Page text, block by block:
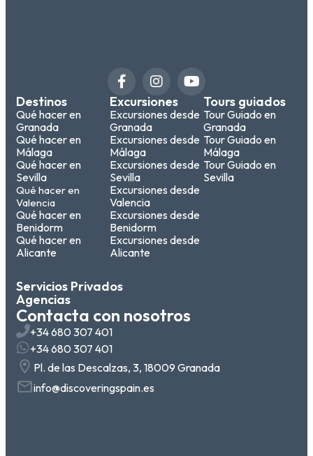
Destinos
Qué hacer en
Granada
Qué hacer en
Málaga
Qué hacer en
Sevilla
Qué hacer en
Valencia
Qué hacer en
Benidorm
Qué hacer en
Alicante
Excursiones
Excursiones desde
Granada
Excursiones desde
Málaga
Excursiones desde
Sevilla
Excursiones desde
Valencia
Excursiones desde
Benidorm
Excursiones desde
Alicante
Tours guiados
Tour Guiado en
Granada
Tour Guiado en
Málaga
Tour Guiado en
Sevilla
Servicios Privados
Agencias
Contacta con nosotros
+34 680 307 401
+34 680 307 401
Pl. de las Descalzas, 3, 18009 Granada
info@discoveringspain.es